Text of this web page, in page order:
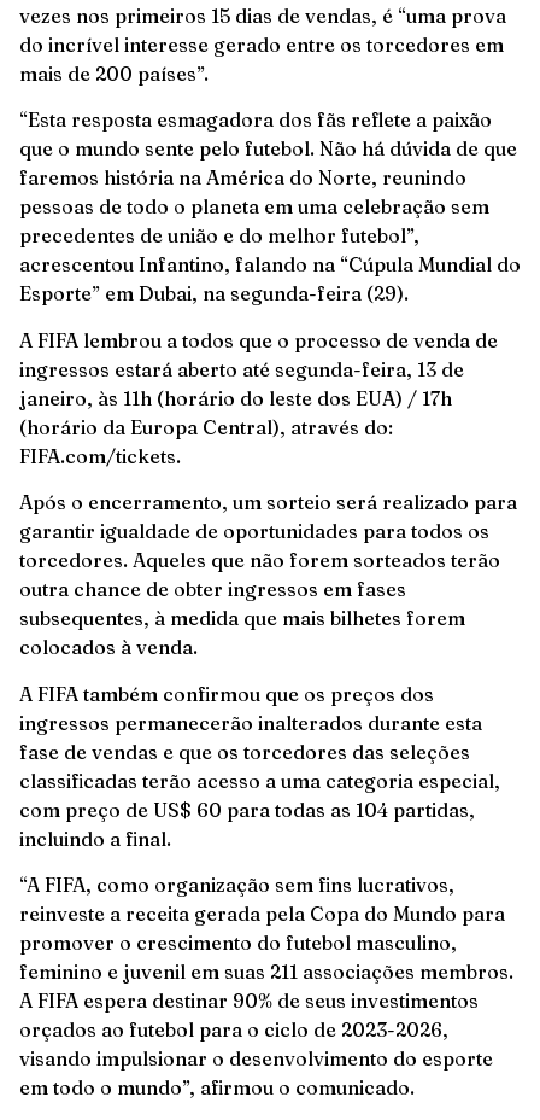
vezes nos primeiros 15 dias de vendas, é “uma prova
do incrível interesse gerado entre os torcedores em
mais de 200 países”.
“Esta resposta esmagadora dos fãs reflete a paixão
que o mundo sente pelo futebol. Não há dúvida de que
faremos história na América do Norte, reunindo
pessoas de todo o planeta em uma celebração sem
precedentes de união e do melhor futebol”,
acrescentou Infantino, falando na “Cúpula Mundial do
Esporte” em Dubai, na segunda-feira (29).
A FIFA lembrou a todos que o processo de venda de
ingressos estará aberto até segunda-feira, 13 de
janeiro, às 11h (horário do leste dos EUA) / 17h
(horário da Europa Central), através do:
FIFA.com/tickets.
Após o encerramento, um sorteio será realizado para
garantir igualdade de oportunidades para todos os
torcedores. Aqueles que não forem sorteados terão
outra chance de obter ingressos em fases
subsequentes, à medida que mais bilhetes forem
colocados à venda.
A FIFA também confirmou que os preços dos
ingressos permanecerão inalterados durante esta
fase de vendas e que os torcedores das seleções
classificadas terão acesso a uma categoria especial,
com preço de US$ 60 para todas as 104 partidas,
incluindo a final.
“A FIFA, como organização sem fins lucrativos,
reinveste a receita gerada pela Copa do Mundo para
promover o crescimento do futebol masculino,
feminino e juvenil em suas 211 associações membros.
A FIFA espera destinar 90% de seus investimentos
orçados ao futebol para o ciclo de 2023-2026,
visando impulsionar o desenvolvimento do esporte
em todo o mundo”, afirmou o comunicado.